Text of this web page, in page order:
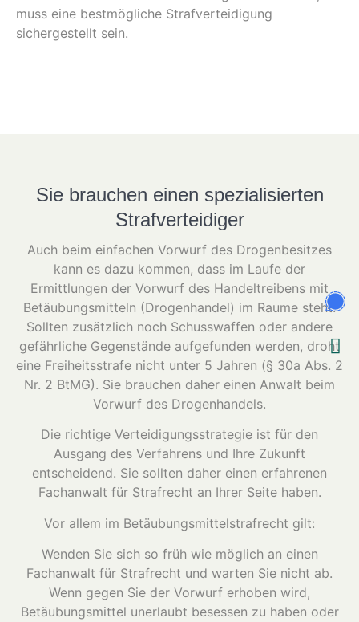
muss eine bestmögliche Strafverteidigung
sichergestellt sein.
Sie brauchen einen spezialisierten
Strafverteidiger
Auch beim einfachen Vorwurf des Drogenbesitzes
kann es dazu kommen, dass im Laufe der
Ermittlungen der Vorwurf des Handeltreibens mit
Betäubungsmitteln (Drogenhandel) im Raume steht.
Sollten zusätzlich noch Schusswaffen oder andere
gefährliche Gegenstände aufgefunden werden, droht
eine Freiheitsstrafe nicht unter 5 Jahren (§ 30a Abs. 2
Nr. 2 BtMG). Sie brauchen daher einen Anwalt beim
Vorwurf des Drogenhandels.
Die richtige Verteidigungsstrategie ist für den
Ausgang des Verfahrens und Ihre Zukunft
entscheidend. Sie sollten daher einen erfahrenen
Fachanwalt für Strafrecht an Ihrer Seite haben.
Vor allem im Betäubungsmittelstrafrecht gilt:
Wenden Sie sich so früh wie möglich an einen
Fachanwalt für Strafrecht und warten Sie nicht ab.
Wenn gegen Sie der Vorwurf erhoben wird,
Betäubungsmittel unerlaubt besessen zu haben oder